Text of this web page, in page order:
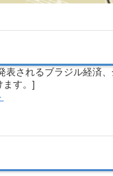
表されるブラジル経済
ます。]